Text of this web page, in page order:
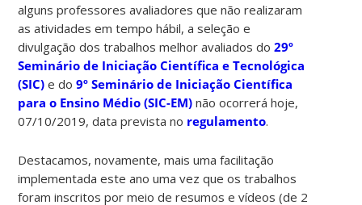
alguns professores avaliadores que não realizaram
as atividades em tempo hábil, a seleção e
divulgação dos trabalhos melhor avaliados do29º
Seminário de Iniciação Científica e Tecnológica
(SIC) e do9º Seminário de Iniciação Científica
para o Ensino Médio (SIC-EM) não ocorrerá hoje,
07/10/2019, data prevista no regulamento.
Destacamos, novamente, mais uma facilitação
implementada este ano uma vez que os trabalhos
foram inscritos por meio de resumos e vídeos (de 2